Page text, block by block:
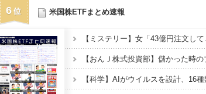
6 米国株ETFまとめ速報
【科学】AIがウイルスを設計、16